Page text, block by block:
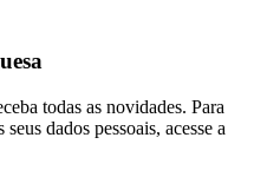
todas as novidades. Para
dados pessoais, acesse a